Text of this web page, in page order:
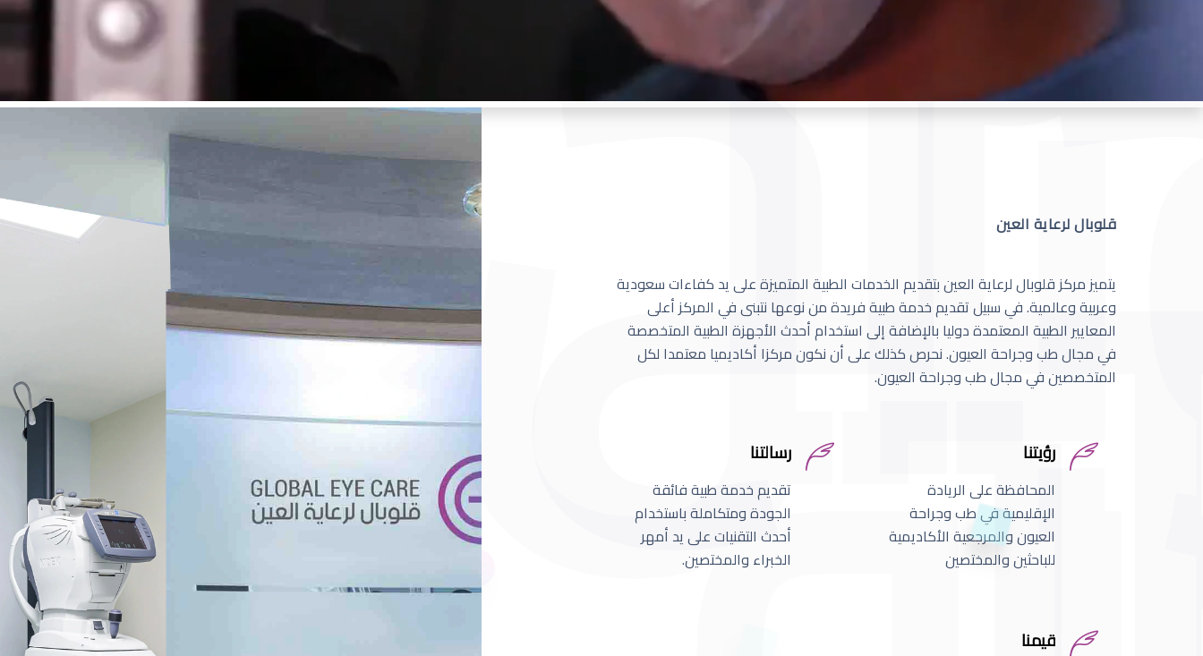
قلوبال لرعاية العين
يتميز مركز قلوبال لرعاية العين بتقديم الخدمات الطبية المتميزة على يد كفاءات سعودية
وعربية وعالمية. في سبيل تقديم خدمة طبية فريدة من نوعها نتبنى في المركز أعلى
المعايير الطبية المعتمدة دوليا بالإضافة إلى استخدام أحدث الأجهزة الطبية المتخصصة
في مجال طب وجراحة العيون. نحرص كذلك على أن نكون مركزا أكاديميا معتمدا لكل
المتخصصين في مجال طب وجراحة العيون.
رؤيتنا
المحافظة على الريادة
الإقليمية في طب وجراحة
العيون والمرجعية الأكاديمية
للباحثين والمختصين
رسالتنا
تقديم خدمة طبية فائقة
الجودة ومتكاملة باستخدام
أحدث التقنيات على يد أمهر
الخبراء والمختصين.
قيمنا